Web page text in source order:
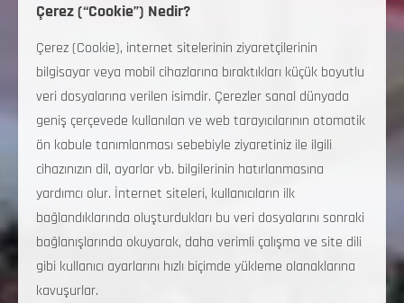
Çerez (“Cookie”) Nedir?
Çerez (Cookie), internet sitelerinin ziyaretçilerinin
bilgisayar veya mobil cihazlarına bıraktıkları küçük boyutlu
veri dosyalarına verilen isimdir. Çerezler sanal dünyada
geniş çerçevede kullanılan ve web tarayıcılarının otomatik
ön kabule tanımlanması sebebiyle ziyaretiniz ile ilgili
cihazınızın dil, ayarlar vb. bilgilerinin hatırlanmasına
yardımcı olur. İnternet siteleri, kullanıcıların ilk
bağlandıklarında oluşturdukları bu veri dosyalarını sonraki
bağlanışlarında okuyarak, daha verimli çalışma ve site dili
gibi kullanıcı ayarlarını hızlı biçimde yükleme olanaklarına
kavuşurlar.